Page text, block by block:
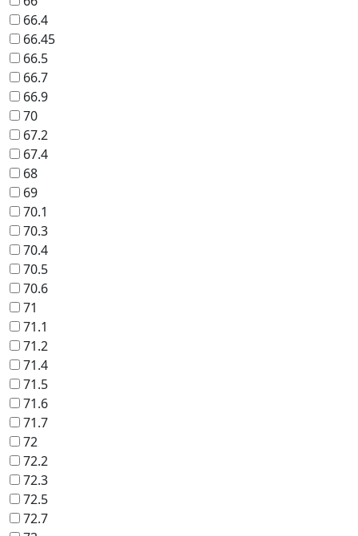
66.4
66.45
66.5
66.7
66.9
70
67.2
67.4
68
69
70.1
70.3
70.4
70.5
70.6
71
71.1
71.2
71.4
71.5
71.6
71.7
72
72.2
72.3
72.5
72.7